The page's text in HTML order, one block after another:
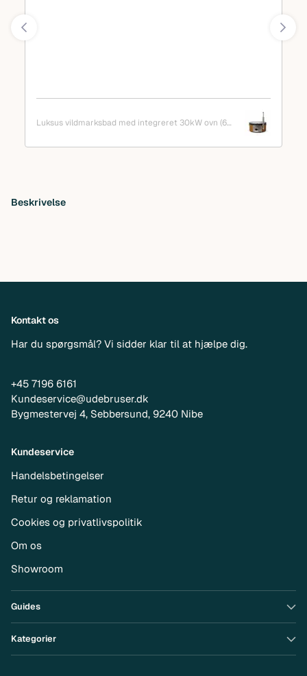
Luksus vildmarksbad med integreret 30kW ovn (6-
produktet
Beskrivelse
Kontakt os
Har du spørgsmål? Vi sidder klar til at hjælpe dig.
+45 7196 6161
Kundeservice@udebruser.dk
Bygmestervej 4, Sebbersund, 9240 Nibe
Kundeservice
Handelsbetingelser
Retur og reklamation
Cookies og privatlivspolitik
Om os
Showroom
Guides
Kategorier